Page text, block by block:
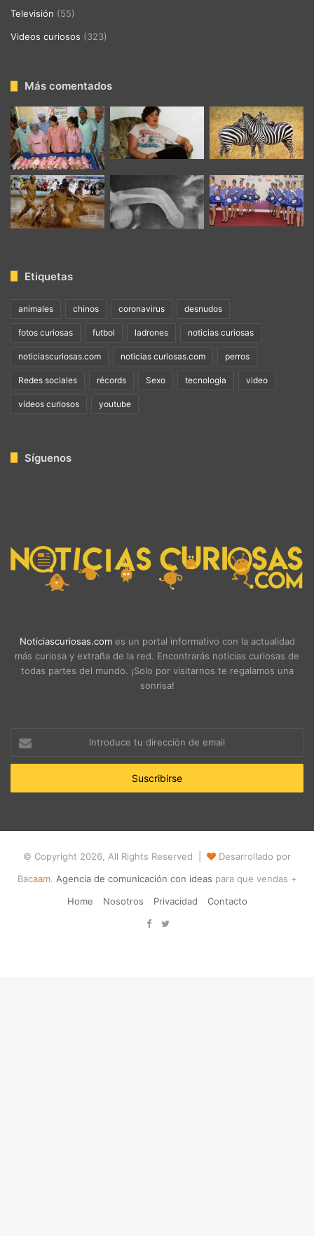
Televisión (55)
Videos curiosos (323)
Más comentados
Etiquetas
animales chinos coronavirus desnudos
fotos curiosas futbol ladrones noticias curiosas
noticiascuriosas.com noticias curiosas.com perros
Redes sociales récords Sexo tecnologia video
vídeos curiosos youtube
Síguenos
Noticiascuriosas.comes un portal informativo con la actualidad
más curiosa y extraña de la red. Encontrarás noticias curiosas de
todas partes del mundo. ¡Solo por visitarnos te regalamos una
sonrisa!
dirección
email
© Copyright 2026, All Rights Reserved |
Desarrollado por
Bacaam. Agencia de comunicación con ideas para que vendas +
Home
Nosotros Privacidad Contacto